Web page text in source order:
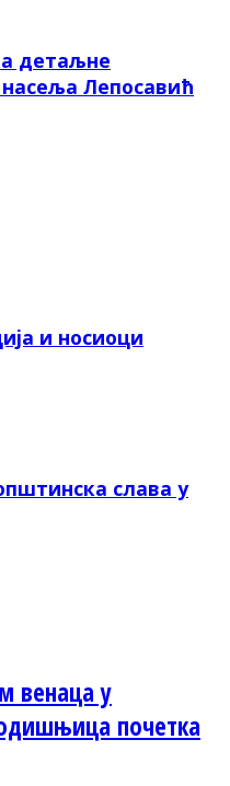
детаљне
Лепосавић
и носиоци
слава у
венаца у
почетка